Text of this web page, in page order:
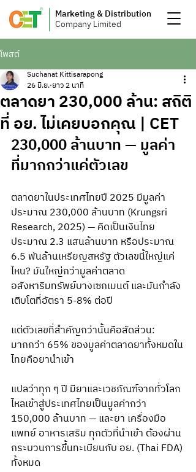
Marketing & Distribution
Company Limited
โพสต์
ตลาดยา 230,000 ล้าน: สถิติ
ที่ อย. ไม่เคยบอกคุณ | CET
Suchanat Kittisarapong
26 มิ.ย. ยาว 2 นาที
230,000 ล้านบาท — มูลค่า
ที่มากกว่าแค่ตัวเลข
ตลาดยาในประเทศไทยปี 2025 มีมูลค่า
ประมาณ 230,000 ล้านบาท (Krungsri
Research, 2025) — คิดเป็นเงินไทย
ประมาณ 2.3 แสนล้านบาท หรือประมาณ
6.5 พันล้านเหรียญสหรัฐ ตัวเลขนี้ใหญ่แค่
ไหน? มันใหญ่กว่ามูลค่าตลาด
อสังหาริมทรัพย์บางเซกเมนต์ และมันกำลัง
เติบโตที่อัตรา 5-8% ต่อปี
แต่ตัวเลขที่สำคัญกว่านั้นคือสัดส่วน:
มากกว่า 65% ของมูลค่าตลาดยาทั้งหมดใน
ไทยคือยานำเข้า
แปลว่าทุก ๆ ปี มียาและเวชภัณฑ์จากทั่วโลก
ไหลเข้าสู่ประเทศไทยเป็นมูลค่ากว่า
150,000 ล้านบาท — และยา เครื่องมือ
แพทย์ อาหารเสริม ทุกตัวที่นำเข้า ต้องผ่าน
กระบวนการขึ้นทะเบียนกับ อย. (Thai FDA)
ทั้งหมด